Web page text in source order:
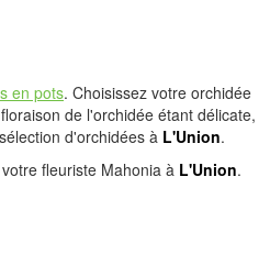
en pots. Choisissez votre orchidée
de l'orchidée étant délicate,
d'orchidées à L'Union.
fleuriste Mahonia à L'Union.